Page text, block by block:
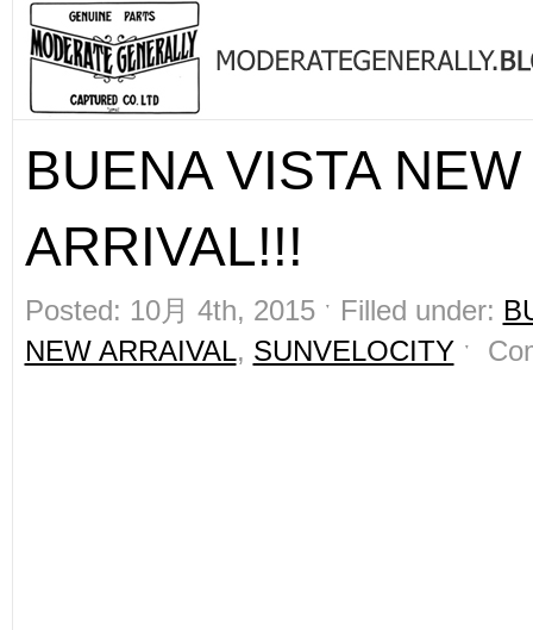
BUENA VISTA NEW
ARRIVAL!!!
Posted: 10月 4th, 2015 ˑ Filled under:
NEW ARRAIVAL, SUNVELOCITYˑ